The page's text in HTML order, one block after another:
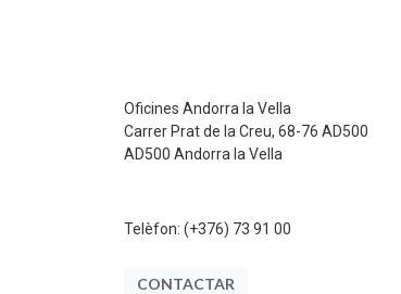
Oficines Andorra la Vella
Carrer Prat de la Creu, 68-76 AD500
AD500 Andorra la Vella
Telèfon: (+376) 73 91 00
CONTACTAR